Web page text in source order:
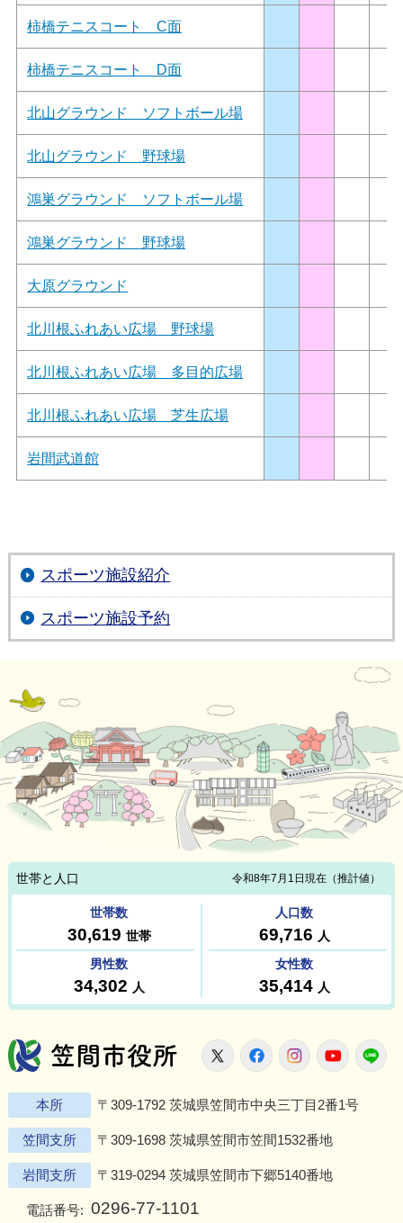
柿橋テニスコート C面
柿橋テニスコート D面
北山グラウンド ソフトボール場
北山グラウンド 野球場
鴻巣グラウンド ソフトボール場
鴻巣グラウンド 野球場
大原グラウンド
北川根ふれあい広場 野球場
北川根ふれあい広場 多目的広場
北川根ふれあい広場 芝生広場
岩間武道館
スポーツ施設紹介
スポーツ施設予約
笠間市役所
X FacebookInstagram
本所 〒309-1792 茨城県笠間市中央三丁目2番1号
笠間支所 〒309-1698 茨城県笠間市笠間1532番地
岩間支所 〒319-0294 茨城県笠間市下郷5140番地
電話番号: 0296-77-1101